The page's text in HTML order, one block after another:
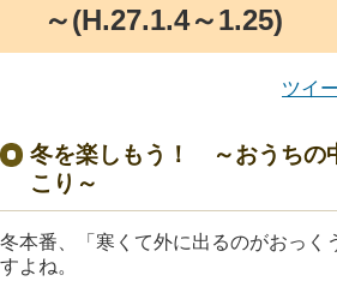
～(H.27.1.4～1.25)
ツイ
冬を楽しもう！ ～おうちの
こり ～
冬本番、「寒くて外に出るのがおっく
すよね。